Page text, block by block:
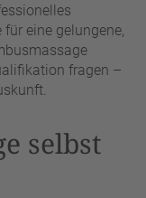
eine gelungene,
fragen –
selbst